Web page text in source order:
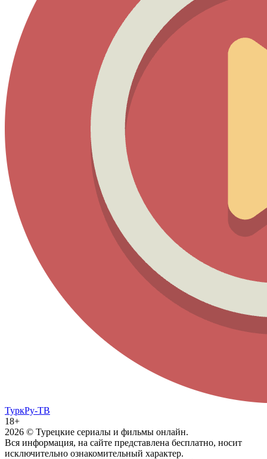
ТуркРу-ТВ
18+
2026 © Турецкие сериалы и фильмы онлайн.
Вся информация, на сайте представлена бесплатно, носит
исключительно ознакомительный характер.